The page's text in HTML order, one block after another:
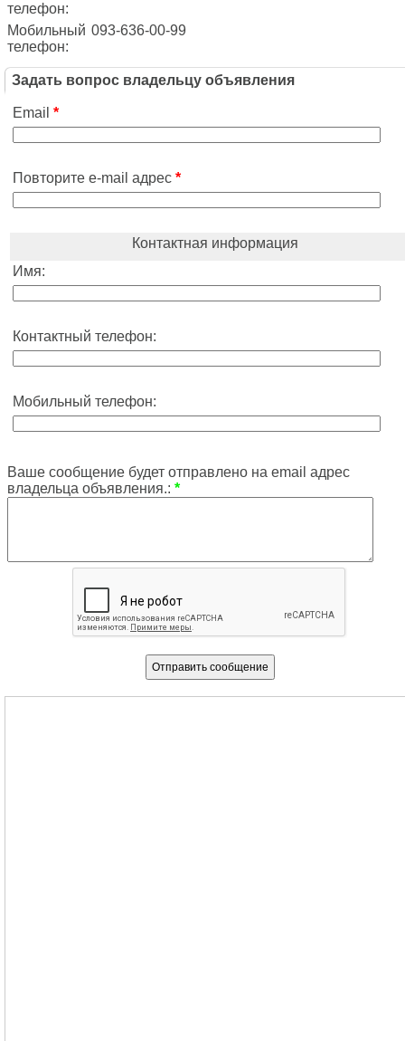
телефон:
Мобильный
телефон:
093-636-00-99
Задать вопрос владельцу объявления
Email *
Повторите e-mail адрес *
Контактная информация
Имя:
Контактный телефон:
Мобильный телефон:
Ваше сообщение будет отправлено на email адрес
владельца объявления.: *